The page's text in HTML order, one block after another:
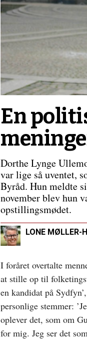
En
Dorthe Lynge
var lige så uventet,
Byråd. Hun meldte
november blev hun
opstillingsmødet.
LONE MØLLER-
I foråret overtalte
at stille op til
en kandidat på
personlige stemmer:
oplever det, som om
for mig. Jeg ser det